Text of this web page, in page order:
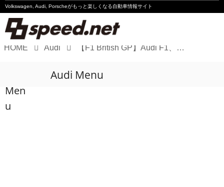
Volkswagen, Audi, Porscheがもっと楽しくなる自動車情報サイト
Audi
HOME Audi 【F1 British GP】Audi F1、ボルトレトが今季2度目のポイント獲得
Men
u
Audi Menu